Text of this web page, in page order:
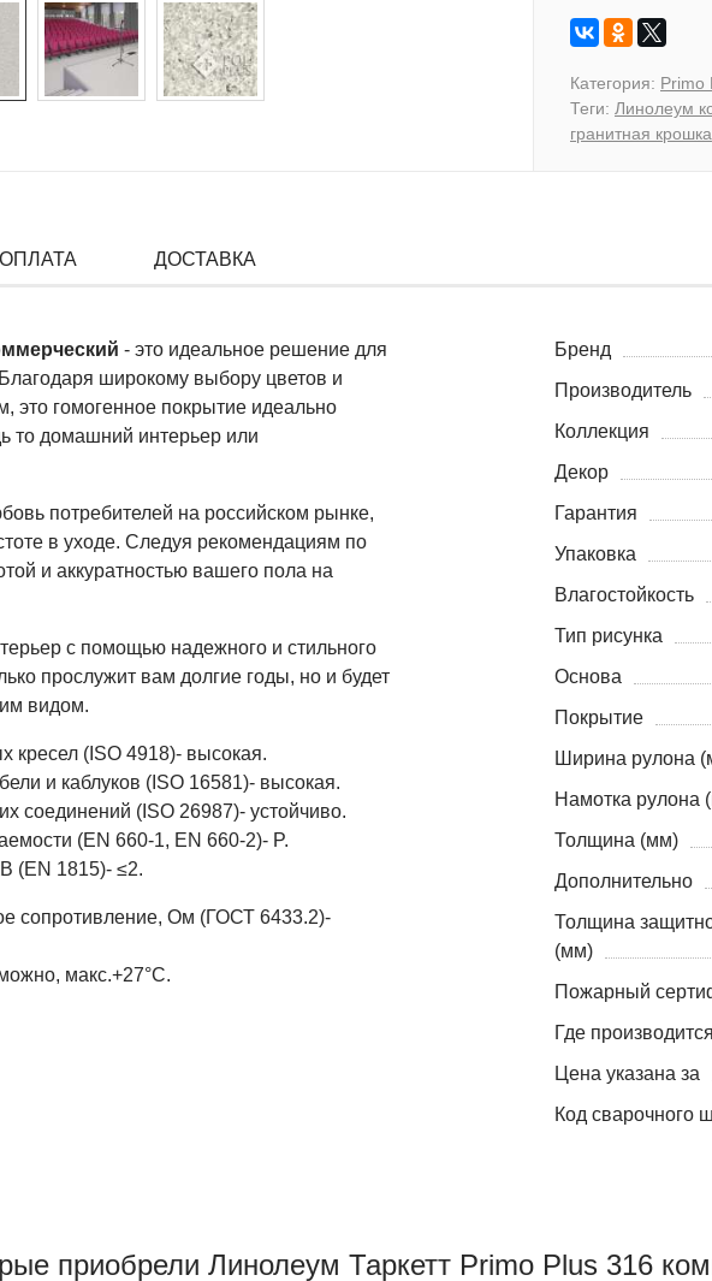
Категория: Primo
Теги: Линолеум
гранитная крошка
ОПЛАТА ДОСТАВКА
- это идеальное решение для
широкому выбору цветов и
это гомогенное покрытие идеально
то домашний интерьер или
потребителей на российском рынке,
в уходе. Следуя рекомендациям по
и аккуратностью вашего пола на
с помощью надежного и стильного
прослужит вам долгие годы, но и будет
видом.
кресел (ISO 4918)- высокая.
и каблуков (ISO 16581)- высокая.
соединений (ISO 26987)- устойчиво.
(EN 660-1, EN 660-2)- P.
(EN 1815)- ≤2.
сопротивление, Ом (ГОСТ 6433.2)-
макс.+27°С.
Бренд
Производитель
Коллекция
Декор
Гарантия
Упаковка
Влагостойкость
Тип рисунка
Основа
Покрытие
Ширина рулона
Намотка рулона
Толщина (мм)
Дополнительно
Толщина
(мм)
Пожарный
Где производится
Цена указана за
Код сварочного
приобрели Линолеум Таркетт Primo Plus 316